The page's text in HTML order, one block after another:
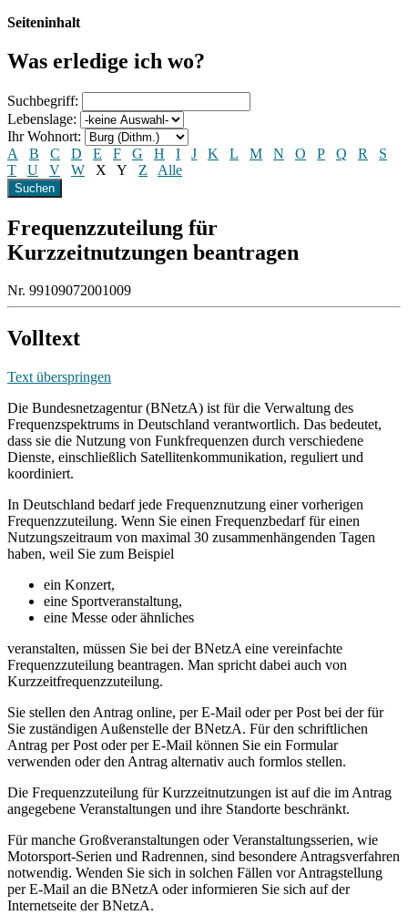
Seiteninhalt
Was erledige ich wo?
Suchbegriff:
Lebenslage:
Ihr Wohnort:
A
B C D E F G H I J K L M N O P Q R
S
T
U V W X Y Z Alle
Frequenzzuteilung für
Kurzzeitnutzungen beantragen
Nr. 99109072001009
Volltext
Text überspringen
Die Bundesnetzagentur (BNetzA) ist für die Verwaltung des
Frequenzspektrums in Deutschland verantwortlich. Das bedeutet,
dass sie die Nutzung von Funkfrequenzen durch verschiedene
Dienste, einschließlich Satellitenkommunikation, reguliert und
koordiniert.
In Deutschland bedarf jede Frequenznutzung einer vorherigen
Frequenzzuteilung. Wenn Sie einen Frequenzbedarf für einen
Nutzungszeitraum von maximal 30 zusammenhängenden Tagen
haben, weil Sie zum Beispiel
ein Konzert,
eine Sportveranstaltung,
eine Messe oder ähnliches
veranstalten, müssen Sie bei der BNetzA eine vereinfachte
Frequenzzuteilung beantragen. Man spricht dabei auch von
Kurzzeitfrequenzzuteilung.
Sie stellen den Antrag online, per E-Mail oder per Post bei der für
Sie zuständigen Außenstelle der BNetzA. Für den schriftlichen
Antrag per Post oder per E-Mail können Sie ein Formular
verwenden oder den Antrag alternativ auch formlos stellen.
Die Frequenzzuteilung für Kurzzeitnutzungen ist auf die im Antrag
angegebene Veranstaltungen und ihre Standorte beschränkt.
Für manche Großveranstaltungen oder Veranstaltungsserien, wie
Motorsport-Serien und Radrennen, sind besondere Antragsverfahren
notwendig. Wenden Sie sich in solchen Fällen vor Antragstellung
per E-Mail an die BNetzA oder informieren Sie sich auf der
Internetseite der BNetzA.